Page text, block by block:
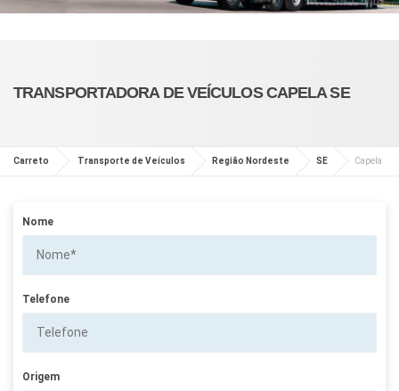
TRANSPORTADORA DE VEÍCULOS CAPELA SE
Carreto Transporte de Veículos Região Nordeste SE Capela
Nome
Telefone
Origem